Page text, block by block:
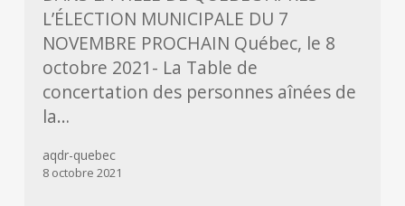
L’ÉLECTION MUNICIPALE DU 7
NOVEMBRE PROCHAIN Québec, le 8
octobre 2021- La Table de
concertation des personnes aînées de
la…
aqdr-quebec
8 octobre 2021